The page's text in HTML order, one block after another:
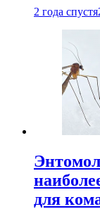
2 года спустя
для